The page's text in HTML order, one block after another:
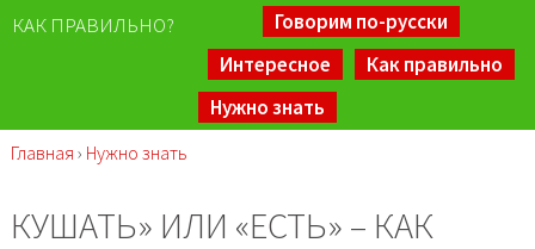
КАК ПРАВИЛЬНО?
Говорим по-русски
Интересное
Как правильно
Нужно знать
Главная › Нужно знать
КУШАТЬ» ИЛИ «ЕСТЬ» – КАК